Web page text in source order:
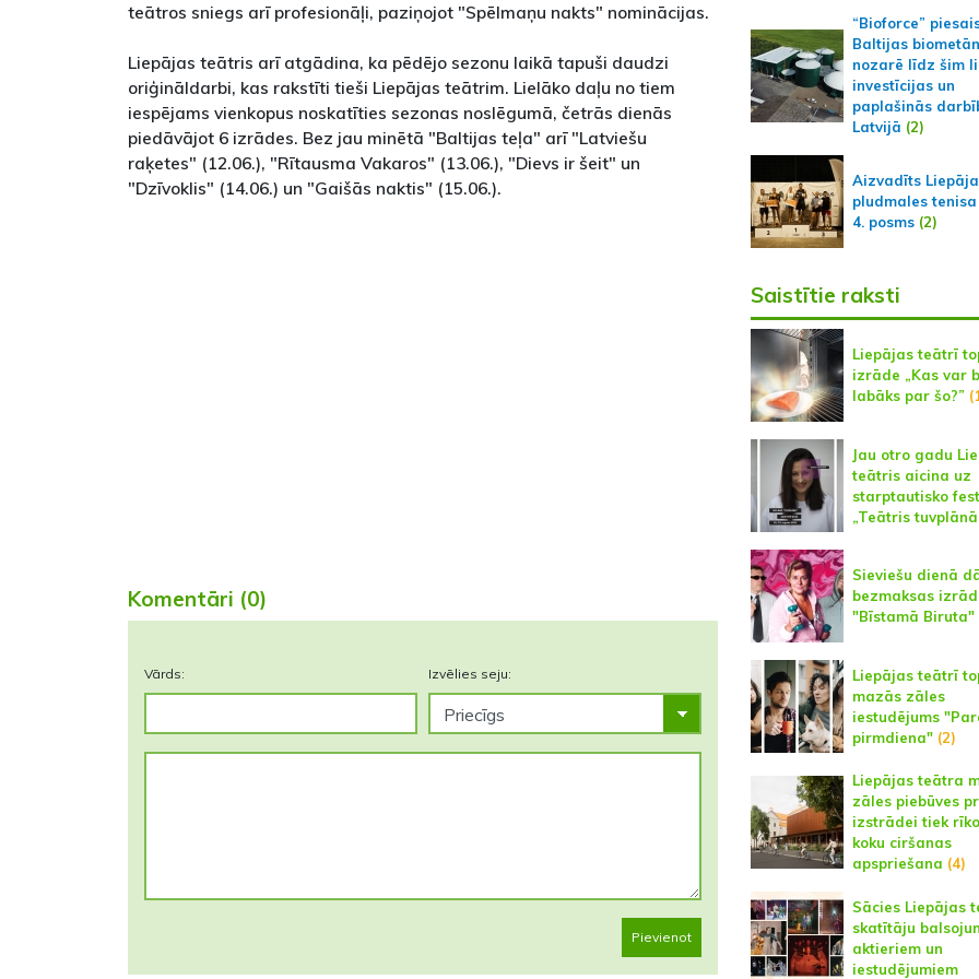
teātros sniegs arī profesionāļi, paziņojot "Spēlmaņu nakts" nominācijas.
Liepājas teātris arī atgādina, ka pēdējo sezonu laikā tapuši daudzi
oriģināldarbi, kas rakstīti tieši Liepājas teātrim. Lielāko daļu no tiem
iespējams vienkopus noskatīties sezonas noslēgumā, četrās dienās
piedāvājot 6 izrādes. Bez jau minētā "Baltijas teļa" arī "Latviešu
raķetes" (12.06.), "Rītausma Vakaros" (13.06.), "Dievs ir šeit" un
"Dzīvoklis" (14.06.) un "Gaišās naktis" (15.06.).
Komentāri (0)
Vārds: Izvēlies seju:
Pievienot
“Bioforce”
Baltijas
nozarē līdz šim
investīcijas un
paplašinās
Latvijā (2)
Aizvadīts
pludmales
4. posms(2)
Saistītie raksti
Liepājas teātrī
izrāde „Kas var
labāks par šo?”
Jau otro gadu
teātris aicina uz
starptautisko
„Teātris
Sieviešu dienā
bezmaksas
"Bīstamā Biruta"
Liepājas teātrī
mazās zāles
iestudējums
pirmdiena"(2)
Liepājas teātra
zāles piebūves
izstrādei tiek
koku ciršanas
apspriešana (4)
Sācies Liepājas
skatītāju
aktieriem un
iestudējumiem